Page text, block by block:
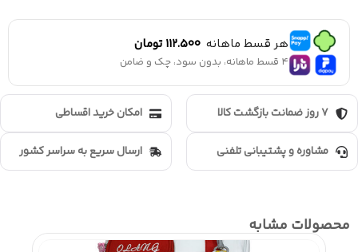
هر قسط ماهانه 112.500 تومان
4 قسط ماهانه، بدون سود، چک و ضامن
7 روز ضمانت بازگشت کالا امکان خرید اقساطی
مشاوره و پشتیبانی تلفنی ارسال سریع به سراسر کشور
محصولات مشابه